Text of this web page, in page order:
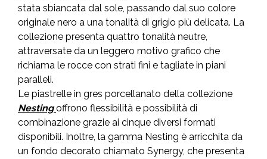
stata sbiancata dal sole, passando dal suo colore
originale nero a una tonalità di grigio più delicata. La
collezione presenta quattro tonalità neutre,
attraversate da un leggero motivo grafico che
richiama le rocce con strati fini e tagliate in piani
paralleli.
Le piastrelle in gres porcellanato della collezione
Nesting offrono flessibilità e possibilità di
combinazione grazie ai cinque diversi formati
disponibili. Inoltre, la gamma Nesting è arricchita da
un fondo decorato chiamato Synergy, che presenta